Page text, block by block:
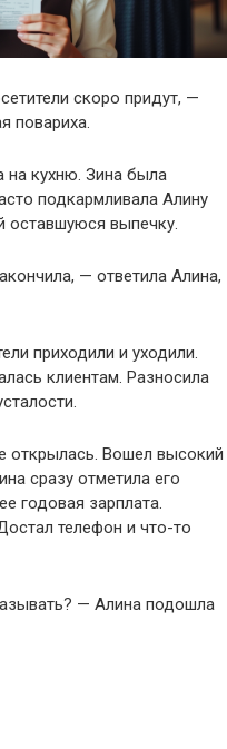
скоро придут, —
повариха.
на кухню. Зина была
подкармливала Алину
оставшуюся выпечку.
— ответила Алина,
приходили и уходили.
клиентам. Разносила
открылась. Вошел высокий
сразу отметила его
годовая зарплата.
телефон и что-то
— Алина подошла